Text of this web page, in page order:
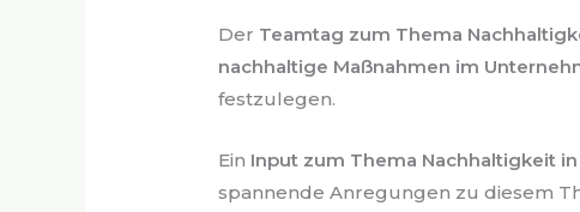
Der Teamtag zum Thema
nachhaltige Maßnahmen im
festzulegen.
Ein Input zum Thema Nachhaltigkeit
spannende Anregungen zu diesem